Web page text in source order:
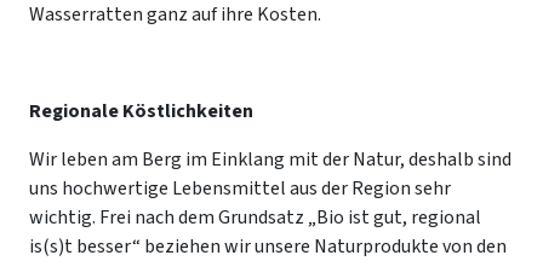
Wasserratten ganz auf ihre Kosten.
Regionale Köstlichkeiten
Wir leben am Berg im Einklang mit der Natur, deshalb sind
uns hochwertige Lebensmittel aus der Region sehr
wichtig. Frei nach dem Grundsatz „Bio ist gut, regional
is(s)t besser“ beziehen wir unsere Naturprodukte von den